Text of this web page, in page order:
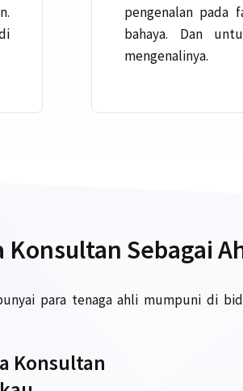
pengenalan pada
bahaya. Dan
mengenalinya.
Konsultan Sebagai
para tenaga ahli mumpuni di
Konsultan